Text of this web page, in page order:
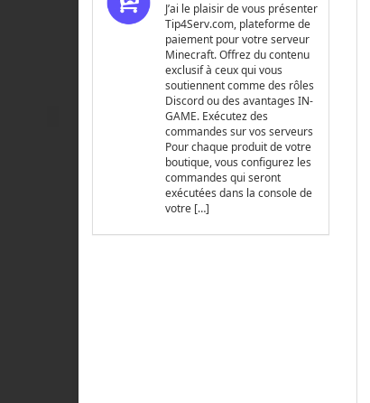
J’ai le plaisir de vous présenter
Tip4Serv.com, plateforme de
paiement pour votre serveur
Minecraft. Offrez du contenu
exclusif à ceux qui vous
soutiennent comme des rôles
Discord ou des avantages IN-
GAME. Exécutez des
commandes sur vos serveurs
Pour chaque produit de votre
boutique, vous configurez les
commandes qui seront
exécutées dans la console de
votre […]